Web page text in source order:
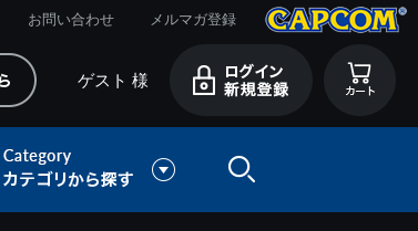
お問い合わせ メルマガ登録
ゲスト 様